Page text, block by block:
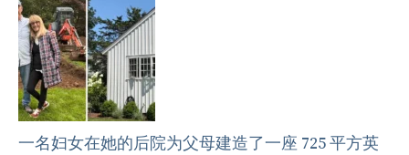
一名妇女在她的后院为父母建造了一座 725 平方英